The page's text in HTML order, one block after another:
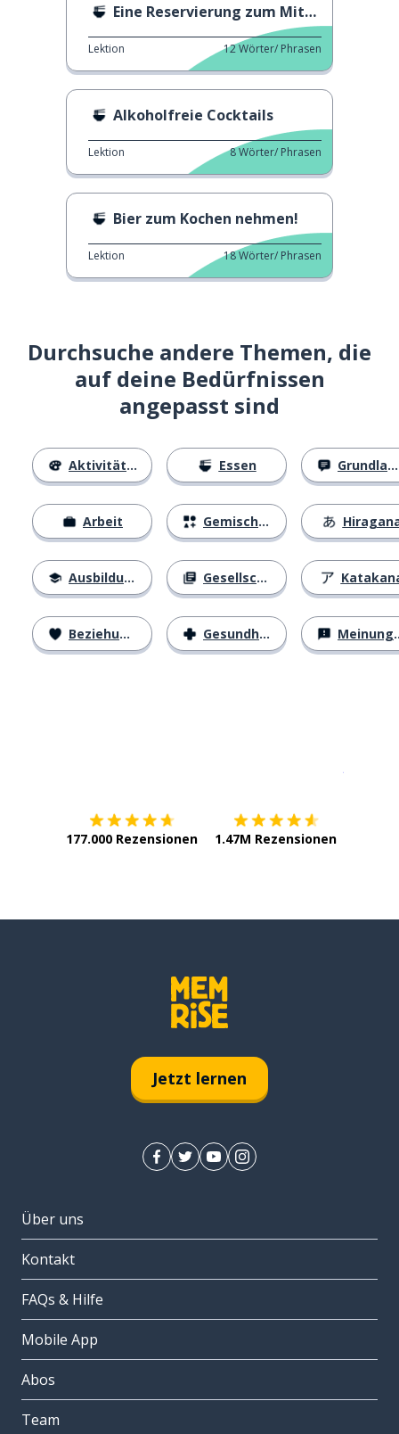
Eine Reservierung zum Mittagessen
Lektion 12Wörter/ Phrasen
Alkoholfreie Cocktails
Lektion 8Wörter/ Phrasen
Bier zum Kochen nehmen!
Lektion 18Wörter/ Phrasen
Durchsuche andere Themen, die
auf deine Bedürfnissen
angepasst sind
Aktivitäten
Arbeit
Ausbildung
Beziehungen
Essen
Gemischtes
Gesellschaft
Gesundheit
Grundlagen
Meinungen
177.000 Rezensionen 1.47M Rezensionen
Jetzt lernen
Über uns
Kontakt
FAQs & Hilfe
Mobile App
Abos
Team